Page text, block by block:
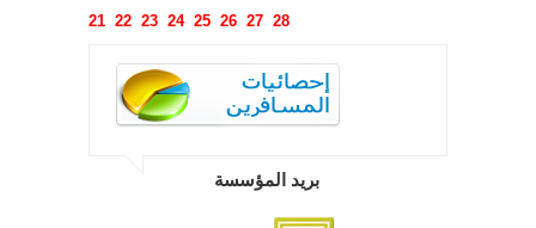
21 22 23 24 25 26 27 28
بريد المؤسسة